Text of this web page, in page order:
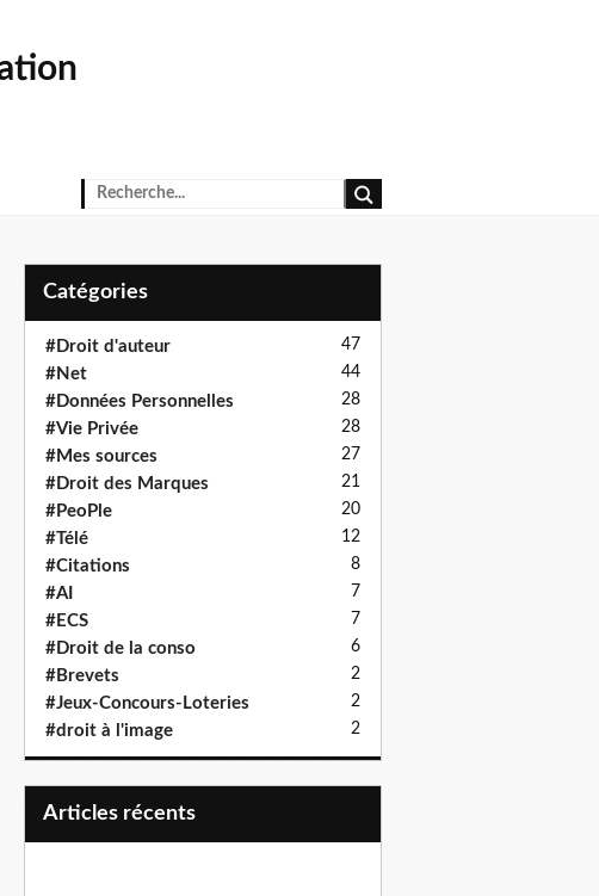
Catégories
#Droit d'auteur 47
#Net 44
#Données Personnelles 28
#Vie Privée 28
#Mes sources 27
#Droit des Marques 21
#PeoPle 20
#Télé 12
#Citations 8
#AI 7
#ECS 7
#Droit de la conso 6
#Brevets 2
#Jeux-Concours-Loteries 2
#droit à l'image 2
articles récents